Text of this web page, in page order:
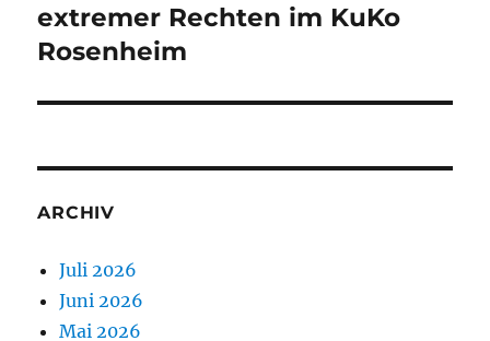
extremer Rechten im KuKo
Rosenheim
ARCHIV
Juli 2026
Juni 2026
Mai 2026